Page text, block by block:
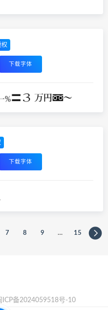
权
下载字体
下载字体
7 8 9 … 15
ICP备2024059518号-10